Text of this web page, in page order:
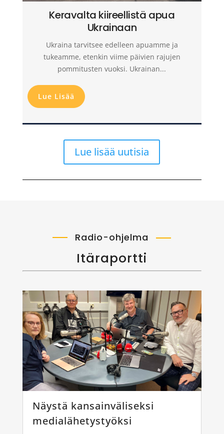
Keravalta kiireellistä apua
Ukrainaan
Ukraina tarvitsee edelleen apuamme ja
tukeamme, etenkin viime päivien rajujen
pommitusten vuoksi. Ukrainan...
Lue Lisää
Lue lisää uutisia
Radio-ohjelma
Itäraportti
Näystä kansainväliseksi
medialähetystyöksi